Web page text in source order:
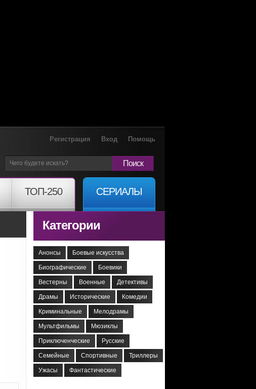
Регистрация Вход Помощь
Поиск
ТОП-250 СЕРИАЛЫ
Категории
Анонсы Боевые искусства
Биографические Боевики
Вестерны Военные Детективы
Драмы Исторические Комедии
Криминальные Мелодрамы
Мультфильмы Мюзиклы
Приключенческие Русские
Семейные Спортивные Триллеры
Ужасы Фантастические